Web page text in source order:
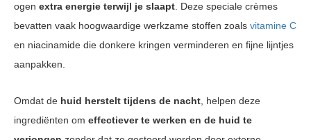
ogen extra energie terwijl je slaapt. Deze speciale crèmes
bevatten vaak hoogwaardige werkzame stoffen zoals vitamine C
en niacinamide die donkere kringen verminderen en fijne lijntjes
aanpakken.
Omdat de huid herstelt tijdens de nacht , helpen deze
ingrediënten om effectiever te werken en de huid te